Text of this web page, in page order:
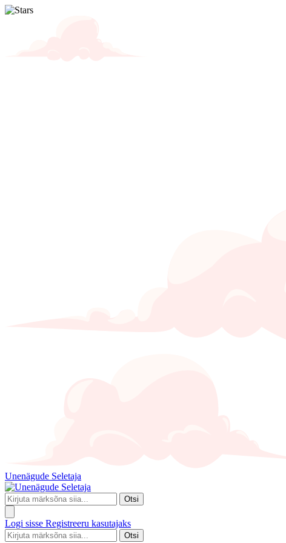
Unenägude Seletaja
Otsi
Logi sisse Registreeru kasutajaks
Otsi